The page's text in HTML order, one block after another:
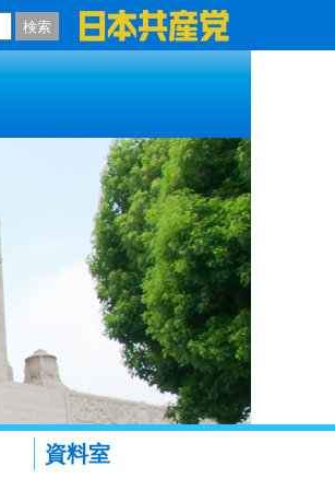
検索
資料室